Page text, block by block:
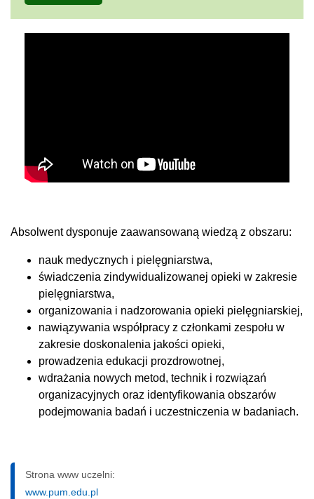
Absolwent dysponuje zaawansowaną wiedzą z obszaru:
nauk medycznych i pielęgniarstwa,
świadczenia zindywidualizowanej opieki w zakresie
pielęgniarstwa,
organizowania i nadzorowania opieki pielęgniarskiej,
nawiązywania współpracy z członkami zespołu w
zakresie doskonalenia jakości opieki,
prowadzenia edukacji prozdrowotnej,
wdrażania nowych metod, technik i rozwiązań
organizacyjnych oraz identyfikowania obszarów
podejmowania badań i uczestniczenia w badaniach.
Strona www uczelni:
www.pum.edu.pl